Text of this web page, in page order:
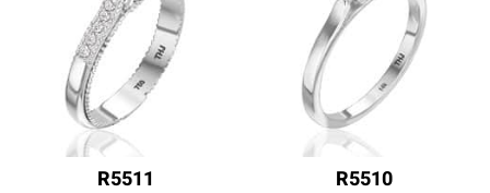
R5510
R5511